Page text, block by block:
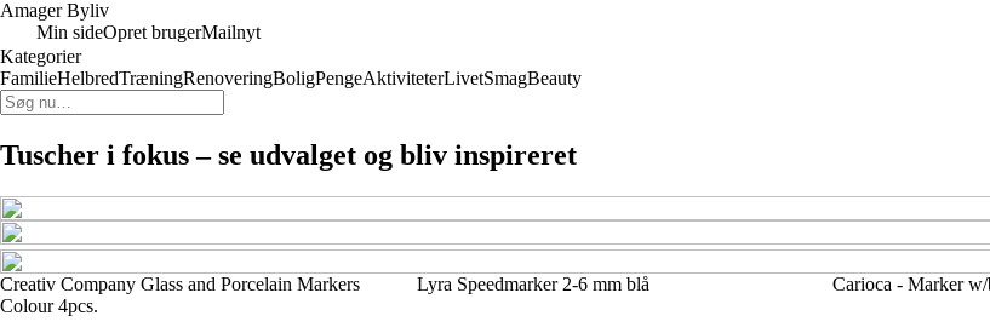
Amager Byliv
Min sideOpret brugerMailnyt
Kategorier
FamilieHelbredTræningRenoveringBoligPengeAktiviteterLivetSmagBeauty
Tuscher i fokus – se udvalget og bliv inspireret
Creativ Company Glass and Porcelain Markers
Colour 4pcs.
Lyra Speedmarker 2-6 mm blå Carioca - Marker